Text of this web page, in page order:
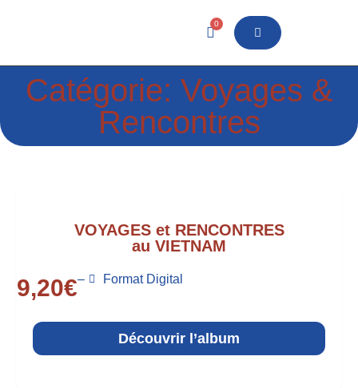
0
Catégorie: Voyages &
Rencontres
VOYAGES et RENCONTRES
au VIETNAM
9,20€– Format Digital
Découvrir l’album